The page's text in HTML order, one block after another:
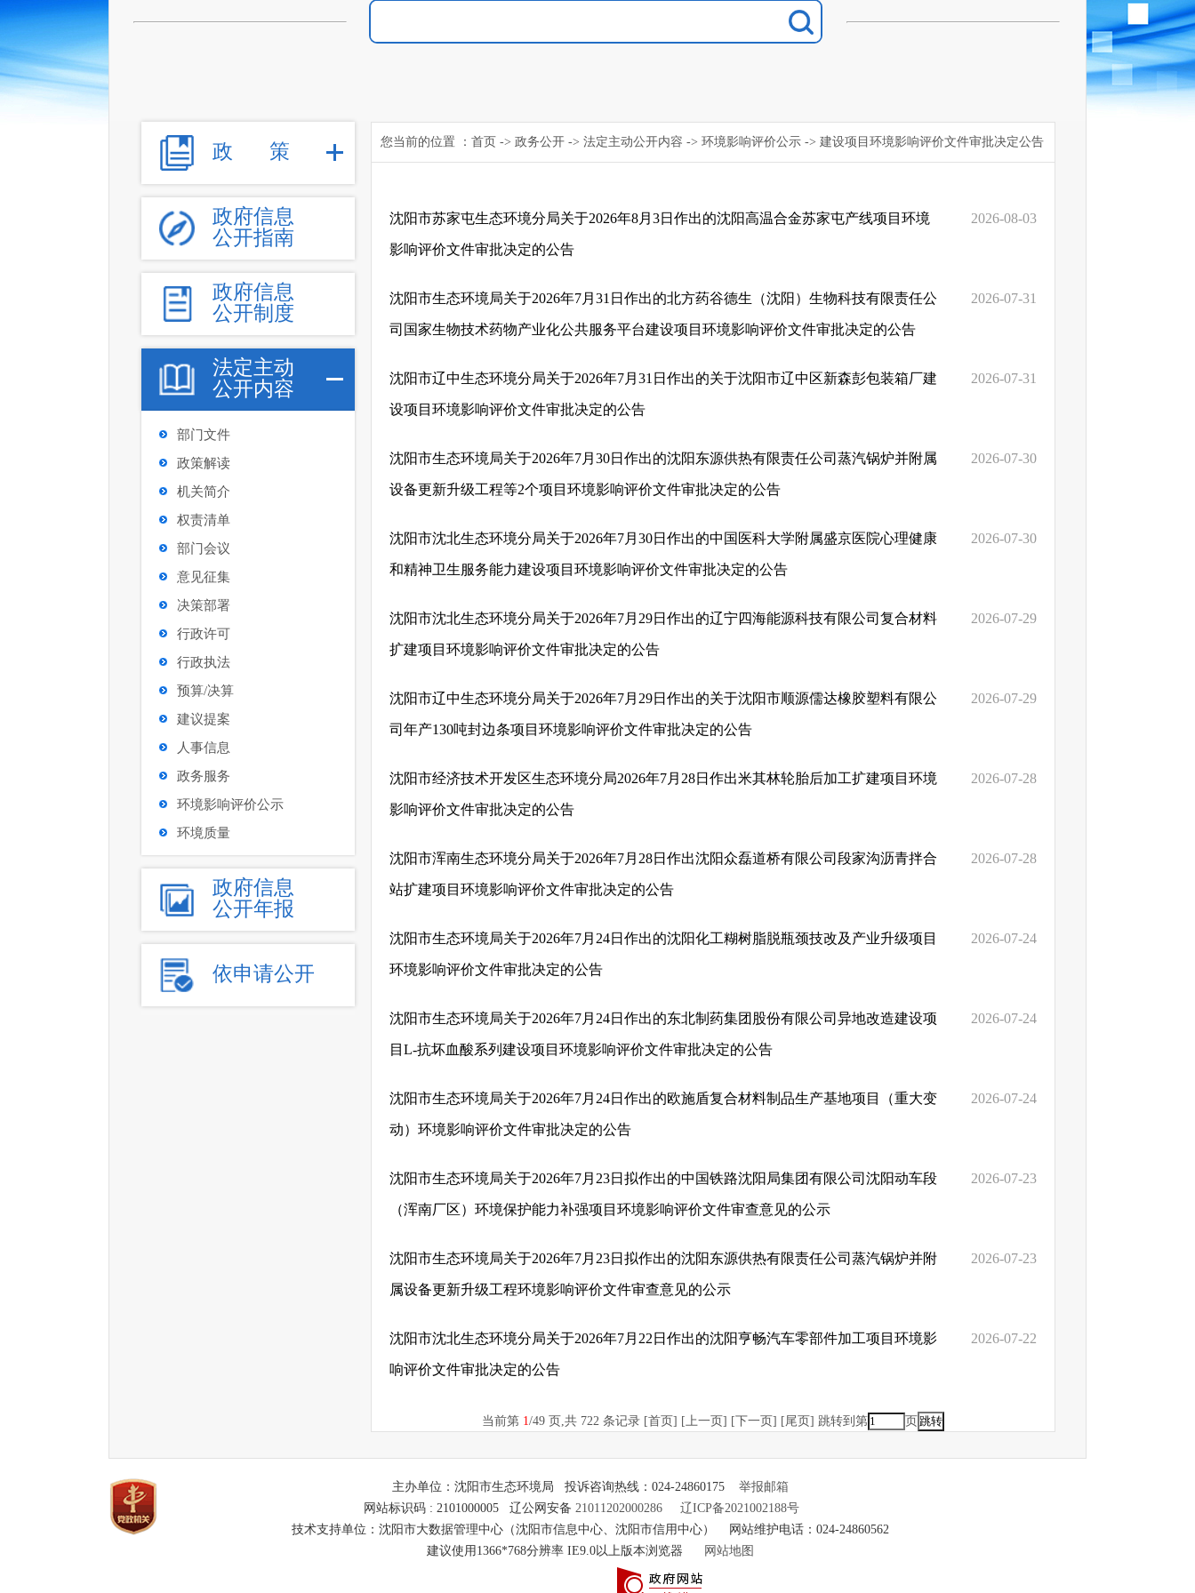
政 策
政府信息
公开指南
政府信息
公开制度
法定主动
公开内容
部门文件
政策解读
机关简介
权责清单
部门会议
意见征集
决策部署
行政许可
行政执法
预算/决算
建议提案
人事信息
政务服务
环境影响评价公示
环境质量
政府信息
公开年报
依申请公开
您当前的位置 ： 首页 -> 政务公开 -> 法定主动公开内容 -> 环境影响评价公示 -> 建设项目环境影响评价文件审批决定公告
沈阳市苏家屯生态环境分局关于2026年8月3日作出的沈阳高温合金苏家屯产线项目环境
影响评价文件审批决定的公告
2026-08-03
沈阳市生态环境局关于2026年7月31日作出的北方药谷德生（沈阳）生物科技有限责任公
司国家生物技术药物产业化公共服务平台建设项目环境影响评价文件审批决定的公告
2026-07-31
沈阳市辽中生态环境分局关于2026年7月31日作出的关于沈阳市辽中区新森彭包装箱厂建
设项目环境影响评价文件审批决定的公告
2026-07-31
沈阳市生态环境局关于2026年7月30日作出的沈阳东源供热有限责任公司蒸汽锅炉并附属
设备更新升级工程等2个项目环境影响评价文件审批决定的公告
2026-07-30
沈阳市沈北生态环境分局关于2026年7月30日作出的中国医科大学附属盛京医院心理健康
和精神卫生服务能力建设项目环境影响评价文件审批决定的公告
2026-07-30
沈阳市沈北生态环境分局关于2026年7月29日作出的辽宁四海能源科技有限公司复合材料
扩建项目环境影响评价文件审批决定的公告
2026-07-29
沈阳市辽中生态环境分局关于2026年7月29日作出的关于沈阳市顺源儒达橡胶塑料有限公
司年产130吨封边条项目环境影响评价文件审批决定的公告
2026-07-29
沈阳市经济技术开发区生态环境分局2026年7月28日作出米其林轮胎后加工扩建项目环境
影响评价文件审批决定的公告
2026-07-28
沈阳市浑南生态环境分局关于2026年7月28日作出沈阳众磊道桥有限公司段家沟沥青拌合
站扩建项目环境影响评价文件审批决定的公告
2026-07-28
沈阳市生态环境局关于2026年7月24日作出的沈阳化工糊树脂脱瓶颈技改及产业升级项目
环境影响评价文件审批决定的公告
2026-07-24
沈阳市生态环境局关于2026年7月24日作出的东北制药集团股份有限公司异地改造建设项
目L-抗坏血酸系列建设项目环境影响评价文件审批决定的公告
2026-07-24
沈阳市生态环境局关于2026年7月24日作出的欧施盾复合材料制品生产基地项目（重大变
动）环境影响评价文件审批决定的公告
2026-07-24
沈阳市生态环境局关于2026年7月23日拟作出的中国铁路沈阳局集团有限公司沈阳动车段
（浑南厂区）环境保护能力补强项目环境影响评价文件审查意见的公示
2026-07-23
沈阳市生态环境局关于2026年7月23日拟作出的沈阳东源供热有限责任公司蒸汽锅炉并附
属设备更新升级工程环境影响评价文件审查意见的公示
2026-07-23
沈阳市沈北生态环境分局关于2026年7月22日作出的沈阳亨畅汽车零部件加工项目环境影
响评价文件审批决定的公告
2026-07-22
当前第 1/49 页,共 722 条记录 [首页] [上一页] [下一页] [尾页] 跳转到第 页
主办单位：沈阳市生态环境局 投诉咨询热线：024-24860175 举报邮箱
网站标识码 : 2101000005 辽公网安备 21011202000286
辽ICP备2021002188号
技术支持单位：沈阳市大数据管理中心（沈阳市信息中心、沈阳市信用中心） 网站维护电话：024-24860562
建议使用1366*768分辨率 IE9.0以上版本浏览器
网站地图